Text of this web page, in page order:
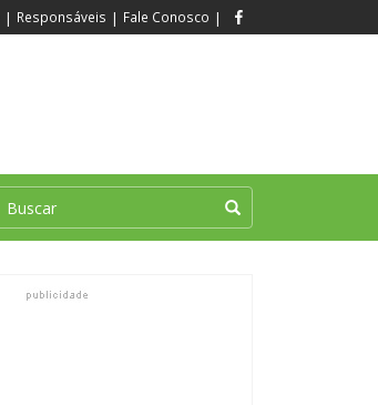
| Responsáveis | Fale Conosco |